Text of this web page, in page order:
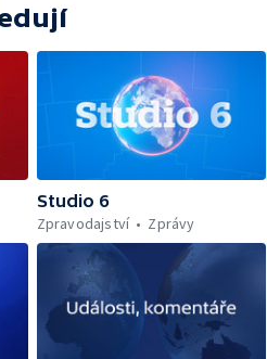
Studio 6
Zpravodajství
Zprávy